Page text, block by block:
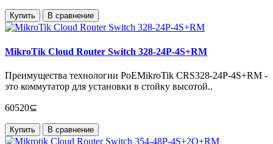
Купить В сравнение
MikroTik Cloud Router Switch 328-24P-4S+RM
Преимущества технологии PoEMikroTik CRS328-24P-4S+RM -
это коммутатор для установки в стойку высотой..
60520⊆
Купить В сравнение